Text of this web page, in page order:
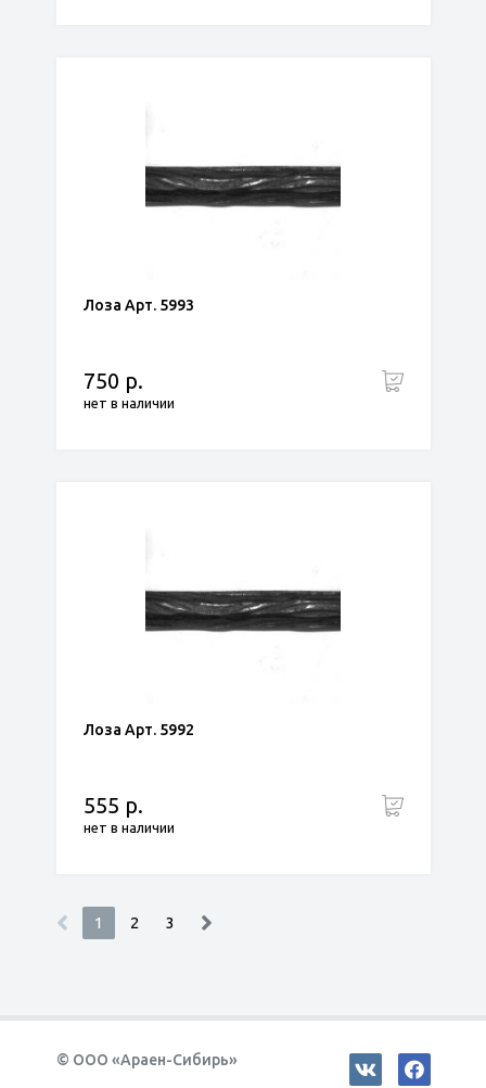
Лоза Арт. 5993
750 р.
нет в наличии
Лоза Арт. 5992
555 р.
нет в наличии
1 2 3
© ООО «Араен-Сибирь»